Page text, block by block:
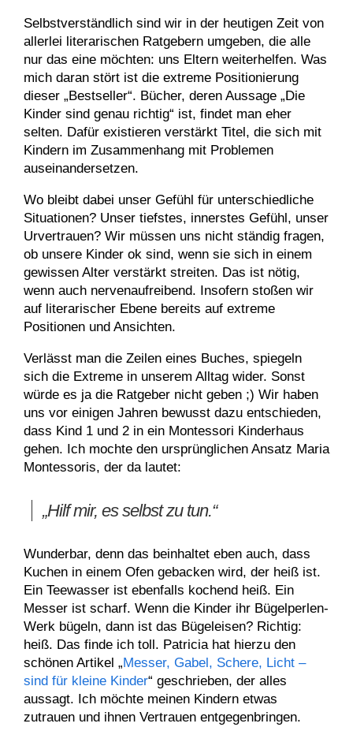
Selbstverständlich sind wir in der heutigen Zeit von
allerlei literarischen Ratgebern umgeben, die alle
nur das eine möchten: uns Eltern weiterhelfen. Was
mich daran stört ist die extreme Positionierung
dieser „Bestseller“. Bücher, deren Aussage „Die
Kinder sind genau richtig“ ist, findet man eher
selten. Dafür existieren verstärkt Titel, die sich mit
Kindern im Zusammenhang mit Problemen
auseinandersetzen.
Wo bleibt dabei unser Gefühl für unterschiedliche
Situationen? Unser tiefstes, innerstes Gefühl, unser
Urvertrauen? Wir müssen uns nicht ständig fragen,
ob unsere Kinder ok sind, wenn sie sich in einem
gewissen Alter verstärkt streiten. Das ist nötig,
wenn auch nervenaufreibend. Insofern stoßen wir
auf literarischer Ebene bereits auf extreme
Positionen und Ansichten.
Verlässt man die Zeilen eines Buches, spiegeln
sich die Extreme in unserem Alltag wider. Sonst
würde es ja die Ratgeber nicht geben ;) Wir haben
uns vor einigen Jahren bewusst dazu entschieden,
dass Kind 1 und 2 in ein Montessori Kinderhaus
gehen. Ich mochte den ursprünglichen Ansatz Maria
Montessoris, der da lautet:
„Hilf mir, es selbst zu tun.“
Wunderbar, denn das beinhaltet eben auch, dass
Kuchen in einem Ofen gebacken wird, der heiß ist.
Ein Teewasser ist ebenfalls kochend heiß. Ein
Messer ist scharf. Wenn die Kinder ihr Bügelperlen-
Werk bügeln, dann ist das Bügeleisen? Richtig:
heiß. Das finde ich toll. Patricia hat hierzu den
schönen Artikel „Messer, Gabel, Schere, Licht –
sind für kleine Kinder“ geschrieben, der alles
aussagt. Ich möchte meinen Kindern etwas
zutrauen und ihnen Vertrauen entgegenbringen.